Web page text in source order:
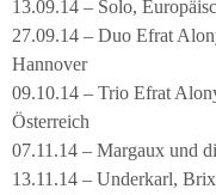
13.09.14 – Solo,
27.09.14 – Duo Efrat
Hannover
09.10.14 – Trio Efrat
Österreich
07.11.14 – Margaux und
13.11.14 – Underkarl,